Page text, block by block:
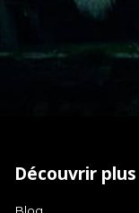
Découvrir plus